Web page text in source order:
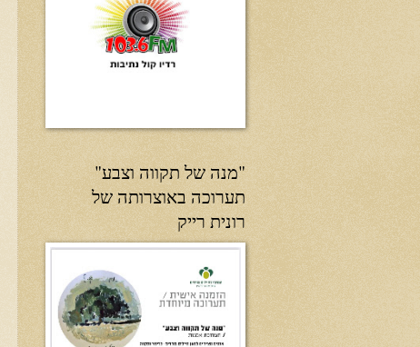
"מנה של תקווה וצבע"
תערוכה באוצרותה של
רונית רייק